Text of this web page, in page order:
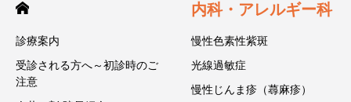
診療案内
受診される方へ～初診時のご
注意
内科・アレルギー科
慢性色素性紫斑
光線過敏症
慢性じんま疹（蕁麻疹）